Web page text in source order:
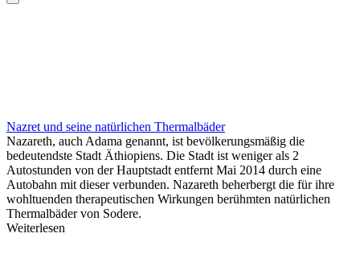
Nazret und seine natürlichen Thermalbäder
Nazareth, auch Adama genannt, ist bevölkerungsmäßig die
bedeutendste Stadt Äthiopiens. Die Stadt ist weniger als 2
Autostunden von der Hauptstadt entfernt Mai 2014 durch eine
Autobahn mit dieser verbunden. Nazareth beherbergt die für ihre
wohltuenden therapeutischen Wirkungen berühmten natürlichen
Thermalbäder von Sodere.
Weiterlesen